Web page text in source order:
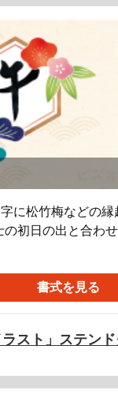
に松竹梅などの
初日の出と合わ
やかな年賀状です
のはがきサイ
ンでWordタイプ
書式を見る
ラスト」ステン